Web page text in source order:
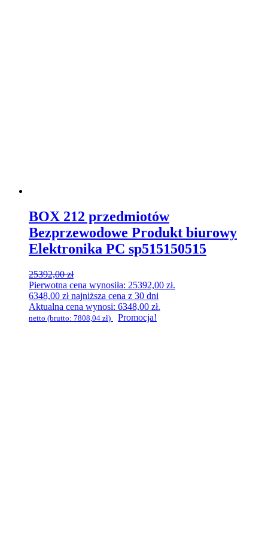
BOX 212 przedmiotów
Bezprzewodowe Produkt biurowy
Elektronika PC sp515150515
25392,00zł
Pierwotna cena wynosiła: 25392,00 zł.
6348,00 złnajniższa cena z 30 dni
Aktualna cena wynosi: 6348,00 zł.
netto (brutto: 7808,04 zł) Promocja!